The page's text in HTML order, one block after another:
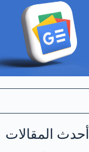
أحدث المقالات